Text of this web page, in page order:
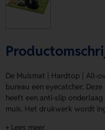
De Muismat | Hardtop | All-
bureau een eyecatcher.
heeft een anti-slip
muis. Het drukwerk wordt
+ Lees meer